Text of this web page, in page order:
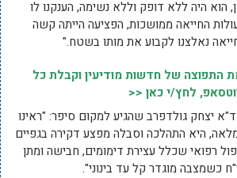
הוא היה ללא דופק וללא נשימה, הענקנו לו
החייאה ממושכות, הפציעה הייתה קשה
נאלצנו לקבוע את מותו בשטח."
התפוצה של חדשות מודיעין וקבלת כל
לחץ/י כאן <<
יצחק גולדפרב שהגיע למקום סיפר: "ראינו
20 בהכרה מלאה, היא התהלכה וסבלה מפצע דקירה בגפיים
רפואי שכלל עצירת דימומים, חבישה ומתן
כשמצבה מוגדר קל עד בינוני".